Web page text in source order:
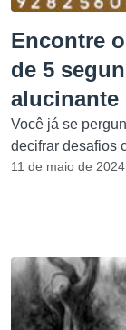
Encontre
de 5
alucinante
Você já se
decifrar desafios
11 de maio de